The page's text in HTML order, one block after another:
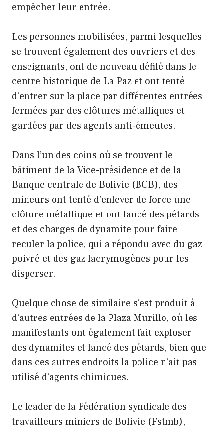
empêcher leur entrée.
Les personnes mobilisées, parmi lesquelles
se trouvent également des ouvriers et des
enseignants, ont de nouveau défilé dans le
centre historique de La Paz et ont tenté
d’entrer sur la place par différentes entrées
fermées par des clôtures métalliques et
gardées par des agents anti-émeutes.
Dans l’un des coins où se trouvent le
bâtiment de la Vice-présidence et de la
Banque centrale de Bolivie (BCB), des
mineurs ont tenté d’enlever de force une
clôture métallique et ont lancé des pétards
et des charges de dynamite pour faire
reculer la police, qui a répondu avec du gaz
poivré et des gaz lacrymogènes pour les
disperser.
Quelque chose de similaire s’est produit à
d’autres entrées de la Plaza Murillo, où les
manifestants ont également fait exploser
des dynamites et lancé des pétards, bien que
dans ces autres endroits la police n’ait pas
utilisé d’agents chimiques.
Le leader de la Fédération syndicale des
travailleurs miniers de Bolivie (Fstmb),